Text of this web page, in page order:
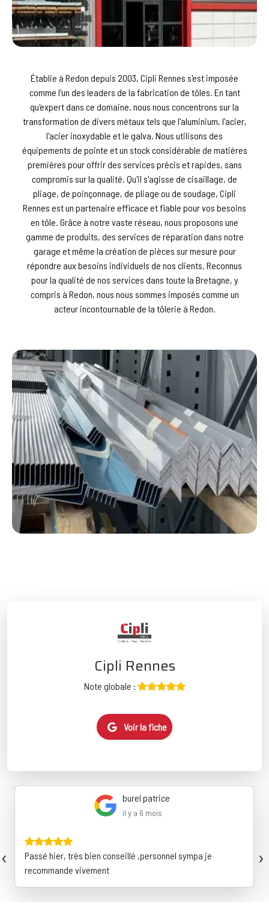
Établie à Redon depuis 2003, Cipli Rennes s'est imposée
comme l'un des leaders de la fabrication de tôles. En tant
qu'expert dans ce domaine, nous nous concentrons sur la
transformation de divers métaux tels que l'aluminium, l'acier,
l'acier inoxydable et le galva. Nous utilisons des
équipements de pointe et un stock considérable de matières
premières pour offrir des services précis et rapides, sans
compromis sur la qualité. Qu'il s'agisse de cisaillage, de
pliage, de poinçonnage, de pliage ou de soudage, Cipli
Rennes est un partenaire efficace et fiable pour vos besoins
en tôle. Grâce à notre vaste réseau, nous proposons une
gamme de produits, des services de réparation dans notre
garage et même la création de pièces sur mesure pour
répondre aux besoins individuels de nos clients. Reconnus
pour la qualité de nos services dans toute la Bretagne, y
compris à Redon, nous nous sommes imposés comme un
acteur incontournable de la tôlerie à Redon.
Cipli Rennes
Note globale :
Voir la fiche
burel patrice
il y a 6 mois
Passé hier, très bien conseillé ,personnel sympa je
recommande vivement
‹ ›